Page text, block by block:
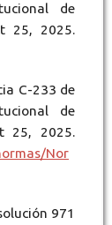
de
25, 2025.
C-233 de
de
25, 2025.
Nor
971